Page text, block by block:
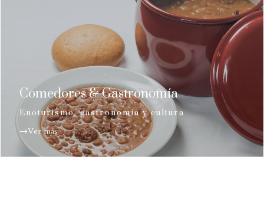
Comedores & Gastronomía
Enoturismo, gastronomía y cultura
→Ver más